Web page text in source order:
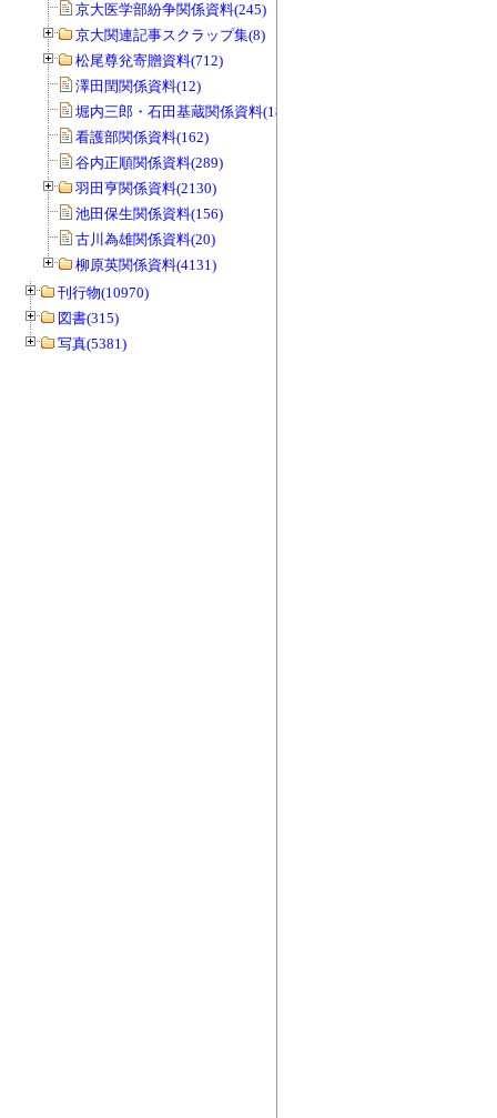
京大医学部紛争関係資料(245)
京大関連記事スクラップ集(8)
松尾尊兊寄贈資料(712)
澤田閏関係資料(12)
堀内三郎・石田基蔵関係資料(189)
看護部関係資料(162)
谷内正順関係資料(289)
羽田亨関係資料(2130)
池田保生関係資料(156)
古川為雄関係資料(20)
柳原英関係資料(4131)
刊行物(10970)
図書(315)
写真(5381)